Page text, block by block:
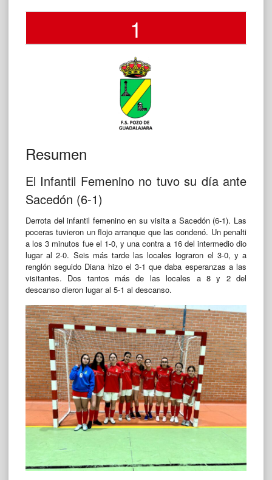
1
Resumen
El Infantil Femenino no tuvo su día ante
Sacedón (6-1)
Derrota del infantil femenino en su visita a Sacedón (6-1). Las
poceras tuvieron un flojo arranque que las condenó. Un penalti
a los 3 minutos fue el 1-0, y una contra a 16 del intermedio dio
lugar al 2-0. Seis más tarde las locales lograron el 3-0, y a
renglón seguido Diana hizo el 3-1 que daba esperanzas a las
visitantes. Dos tantos más de las locales a 8 y 2 del
descanso dieron lugar al 5-1 al descanso.